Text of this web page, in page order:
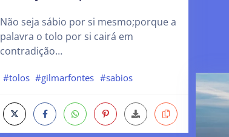
Não seja sábio por si mesmo;porque a
palavra o tolo por si cairá em
contradição…
#tolos #gilmarfontes #sabios